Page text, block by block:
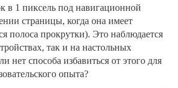
в 1 пиксель под навигационной
страницы, когда она имеет
полоса прокрутки). Это наблюдается
так и на настольных
нет способа избавиться от этого для
опыта?